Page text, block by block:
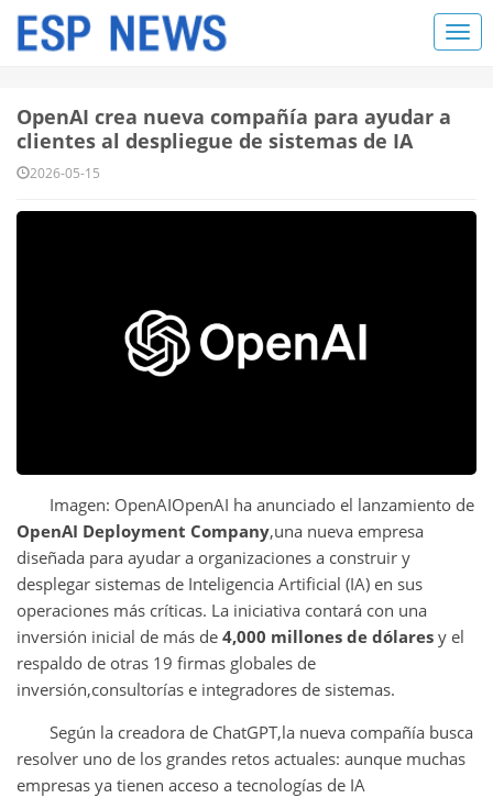
OpenAI crea nueva compañía para ayudar a
clientes al despliegue de sistemas de IA
2026-05-15
Imagen: OpenAIOpenAI ha anunciado el lanzamiento de
OpenAI Deployment Company,una nueva empresa
diseñada para ayudar a organizaciones a construir y
desplegar sistemas de Inteligencia Artificial (IA) en sus
operaciones más críticas. La iniciativa contará con una
inversión inicial de más de 4,000 millones de dólares y el
respaldo de otras 19 firmas globales de
inversión,consultorías e integradores de sistemas.
Según la creadora de ChatGPT,la nueva compañía busca
resolver uno de los grandes retos actuales: aunque muchas
empresas ya tienen acceso a tecnologías de IA